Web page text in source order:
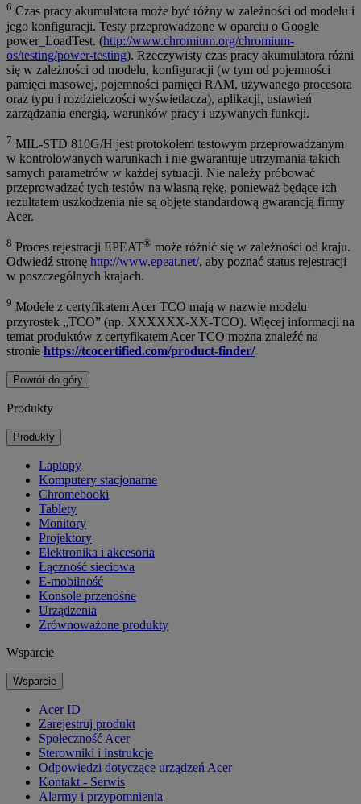
6 Czas pracy akumulatora może być różny w zależności od modelu i
jego konfiguracji. Testy przeprowadzone w oparciu o Google
power_LoadTest. (http://www.chromium.org/chromium-
os/testing/power-testing). Rzeczywisty czas pracy akumulatora różni
się w zależności od modelu, konfiguracji (w tym od pojemności
pamięci masowej, pojemności pamięci RAM, używanego procesora
oraz typu i rozdzielczości wyświetlacza), aplikacji, ustawień
zarządzania energią, warunków pracy i używanych funkcji.
7 MIL-STD 810G/H jest protokołem testowym przeprowadzanym
w kontrolowanych warunkach i nie gwarantuje utrzymania takich
samych parametrów w każdej sytuacji. Nie należy próbować
przeprowadzać tych testów na własną rękę, ponieważ będące ich
rezultatem uszkodzenia nie są objęte standardową gwarancją firmy
Acer.
8 Proces rejestracji EPEAT® może różnić się w zależności od kraju.
Odwiedź stronę http://www.epeat.net/, aby poznać status rejestracji
w poszczególnych krajach.
9 Modele z certyfikatem Acer TCO mają w nazwie modelu
przyrostek „TCO” (np. XXXXXX-XX-TCO). Więcej informacji na
temat produktów z certyfikatem Acer TCO można znaleźć na
stronie https://tcocertified.com/product-finder/
Powrót do góry
Produkty
Produkty
Laptopy
Komputery stacjonarne
Chromebooki
Tablety
Monitory
Projektory
Elektronika i akcesoria
Łączność sieciowa
E-mobilność
Konsole przenośne
Urządzenia
Zrównoważone produkty
Wsparcie
Wsparcie
Acer ID
Zarejestruj produkt
Społeczność Acer
Sterowniki i instrukcje
Odpowiedzi dotyczące urządzeń Acer
Kontakt - Serwis
Alarmy i przypomnienia